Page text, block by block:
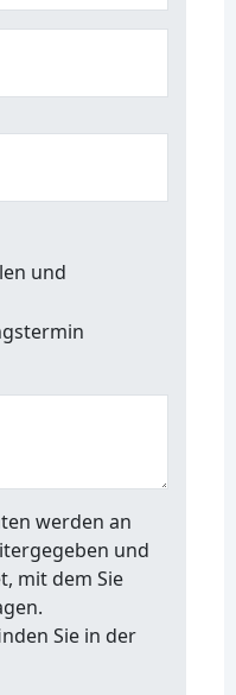
und
werden an
und
mit dem Sie
Sie in der